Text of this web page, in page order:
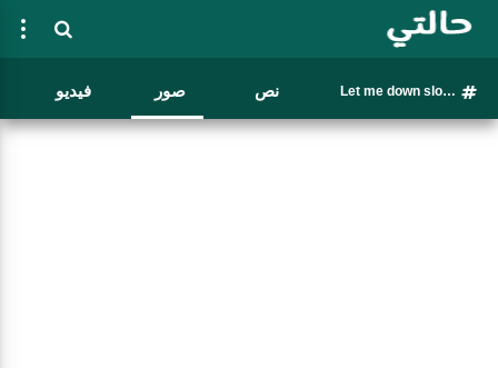
Let me down slowly نص صور فيديو